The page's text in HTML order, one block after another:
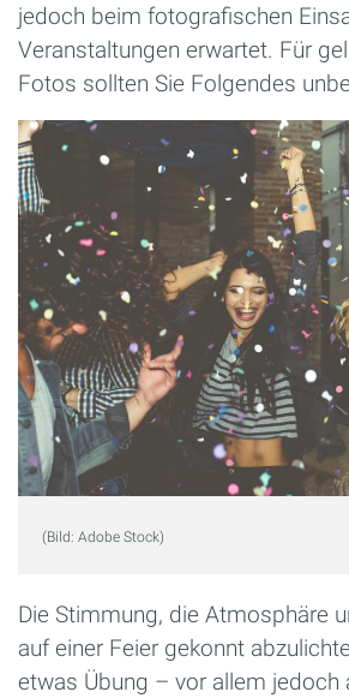
jedoch beim fotografischen
Veranstaltungen erwartet. Für
Fotos sollten Sie Folgendes
(Bild: Adobe Stock)
Die Stimmung, die Atmosphäre
auf einer Feier gekonnt
etwas Übung – vor allem jedoch